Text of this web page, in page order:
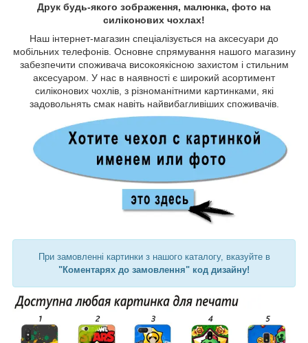
Друк будь-якого зображення, малюнка, фото на
силіконових чохлах!
Наш інтернет-магазин спеціалізується на аксесуари до
мобільних телефонів. Основне спрямування нашого магазину
забезпечити споживача високоякісною захистом і стильним
аксесуаром. У нас в наявності є широкий асортимент
силіконових чохлів, з різноманітними картинками, які
задовольнять смак навіть найвибагливіших споживачів.
При замовленні картинки з нашого каталогу, вказуйте в
"Коментарях до замовлення" код дизайну!